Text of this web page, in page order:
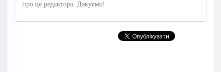
про це редактора. Дякуємо!